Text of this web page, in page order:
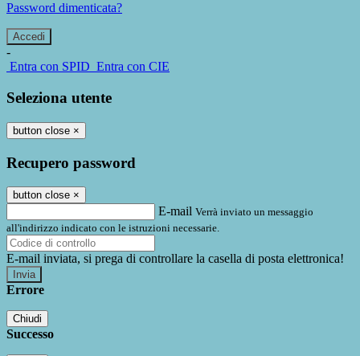
Password dimenticata?
-
Entra con SPID Entra con CIE
Seleziona utente
button close ×
Recupero password
button close ×
E-mail Verrà inviato un messaggio
all'indirizzo indicato con le istruzioni necessarie.
E-mail inviata, si prega di controllare la casella di posta elettronica!
Errore
Chiudi
Successo